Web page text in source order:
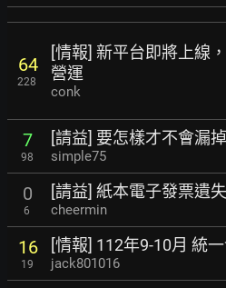
64
228
[情報] 新平台即將上線
營運
conk
7
98
[請益] 要怎樣才不會漏
simple75
0
6
[請益] 紙本電子發票遺
cheermin
16
19
[情報] 112年9-10月 統
jack801016